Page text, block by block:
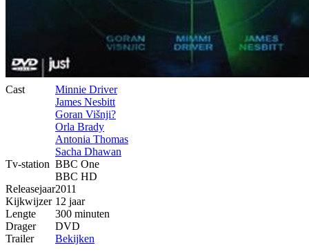
Cast
Minnie Driver
James Nesbitt
Goran Višnji?
Orla Brady
Antonia Thomas
Sacha Dhawan
Tv-station BBC One
BBC HD
Releasejaar2011
Kijkwijzer 12 jaar
Lengte
300 minuten
Drager
DVD
Trailer
Bekijken